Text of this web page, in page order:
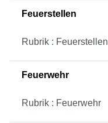
Feuerstellen
Rubrik : Feuerstellen
Feuerwehr
Rubrik : Feuerwehr